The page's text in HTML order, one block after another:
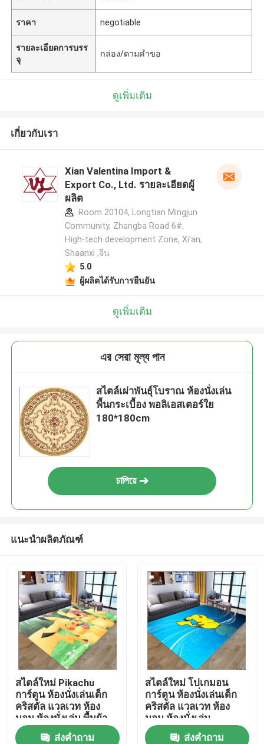
บ้าน
ราคา negotiable
รายละเอียดการบรร
จุ
กล่อง/ตามคำขอ
ดูเพิ่มเติม
เกี่ยวกับเรา
Xian Valentina Import &
Export Co., Ltd. รายละเอียดผู้
ผลิต
Room 20104, Longtian Mingjun
Community, Zhangba Road 6#,
High-tech development Zone, Xi'an,
Shaanxi ,จีน
5.0
ผู้ผลิตได้รับการยืนยัน
ดูเพิ่มเติม
এর সেরা মূল্য পান
สไตล์เผ่าพันธุ์โบราณ ห้องนั่งเล่น
พื้นกระเบื้อง พอลิเอสเตอร์ใย
180*180cm
চালিয়ে
แนะนำผลิตภัณฑ์
สไตล์ใหม่ Pikachu
การ์ตูน ห้องนั่งเล่นเด็ก
คริสตัล แวลเวท ห้อง
นอน ห้องนั่งเล่น พื้นผ้า
ครอบ
ส่งคำถาม
สไตล์ใหม่ โปเกมอน
การ์ตูน ห้องนั่งเล่นเด็ก
คริสตัล แวลเวท ห้อง
นอน ห้องนั่งเล่น
ส่งคำถาม